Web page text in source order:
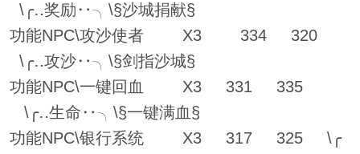
\╭‥奖励‥╮\§沙城捐献§
功能NPC\攻沙使者 X3 334 320
\╭‥攻沙‥╮\§剑指沙城§
功能NPC\一键回血 X3 331 335
\╭‥生命‥╮\§一键满血§
功能NPC\银行系统 X3 317 325 \╭